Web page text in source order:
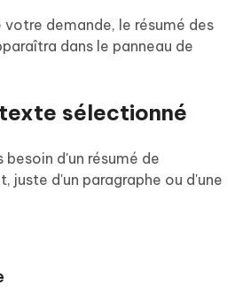
demande, le résumé des
dans le panneau de
sélectionné
d'un résumé de
juste d'un paragraphe ou d'une